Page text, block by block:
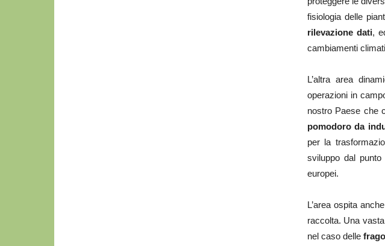
fisiologia delle
rilevazione dati,
cambiamenti
L’altra area
operazioni in
nostro Paese che
pomodoro da
per la
sviluppo dal
europei.
L’area ospita
raccolta. Una
nel caso delle